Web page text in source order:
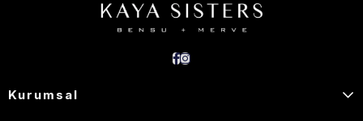
Kurumsal